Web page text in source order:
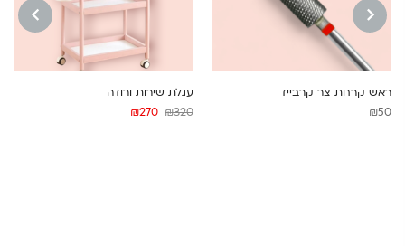
PREVIOUS
ראש קרחת צר קרבייד
₪50
עגלת שירות ורודה
₪320
המחיר
₪270